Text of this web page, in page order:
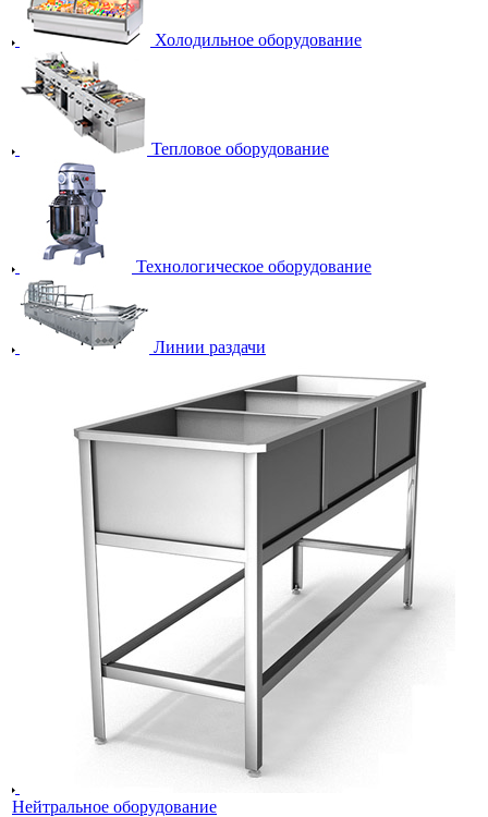
Холодильное оборудование
Тепловое оборудование
Технологическое оборудование
Линии раздачи
Нейтральное оборудование